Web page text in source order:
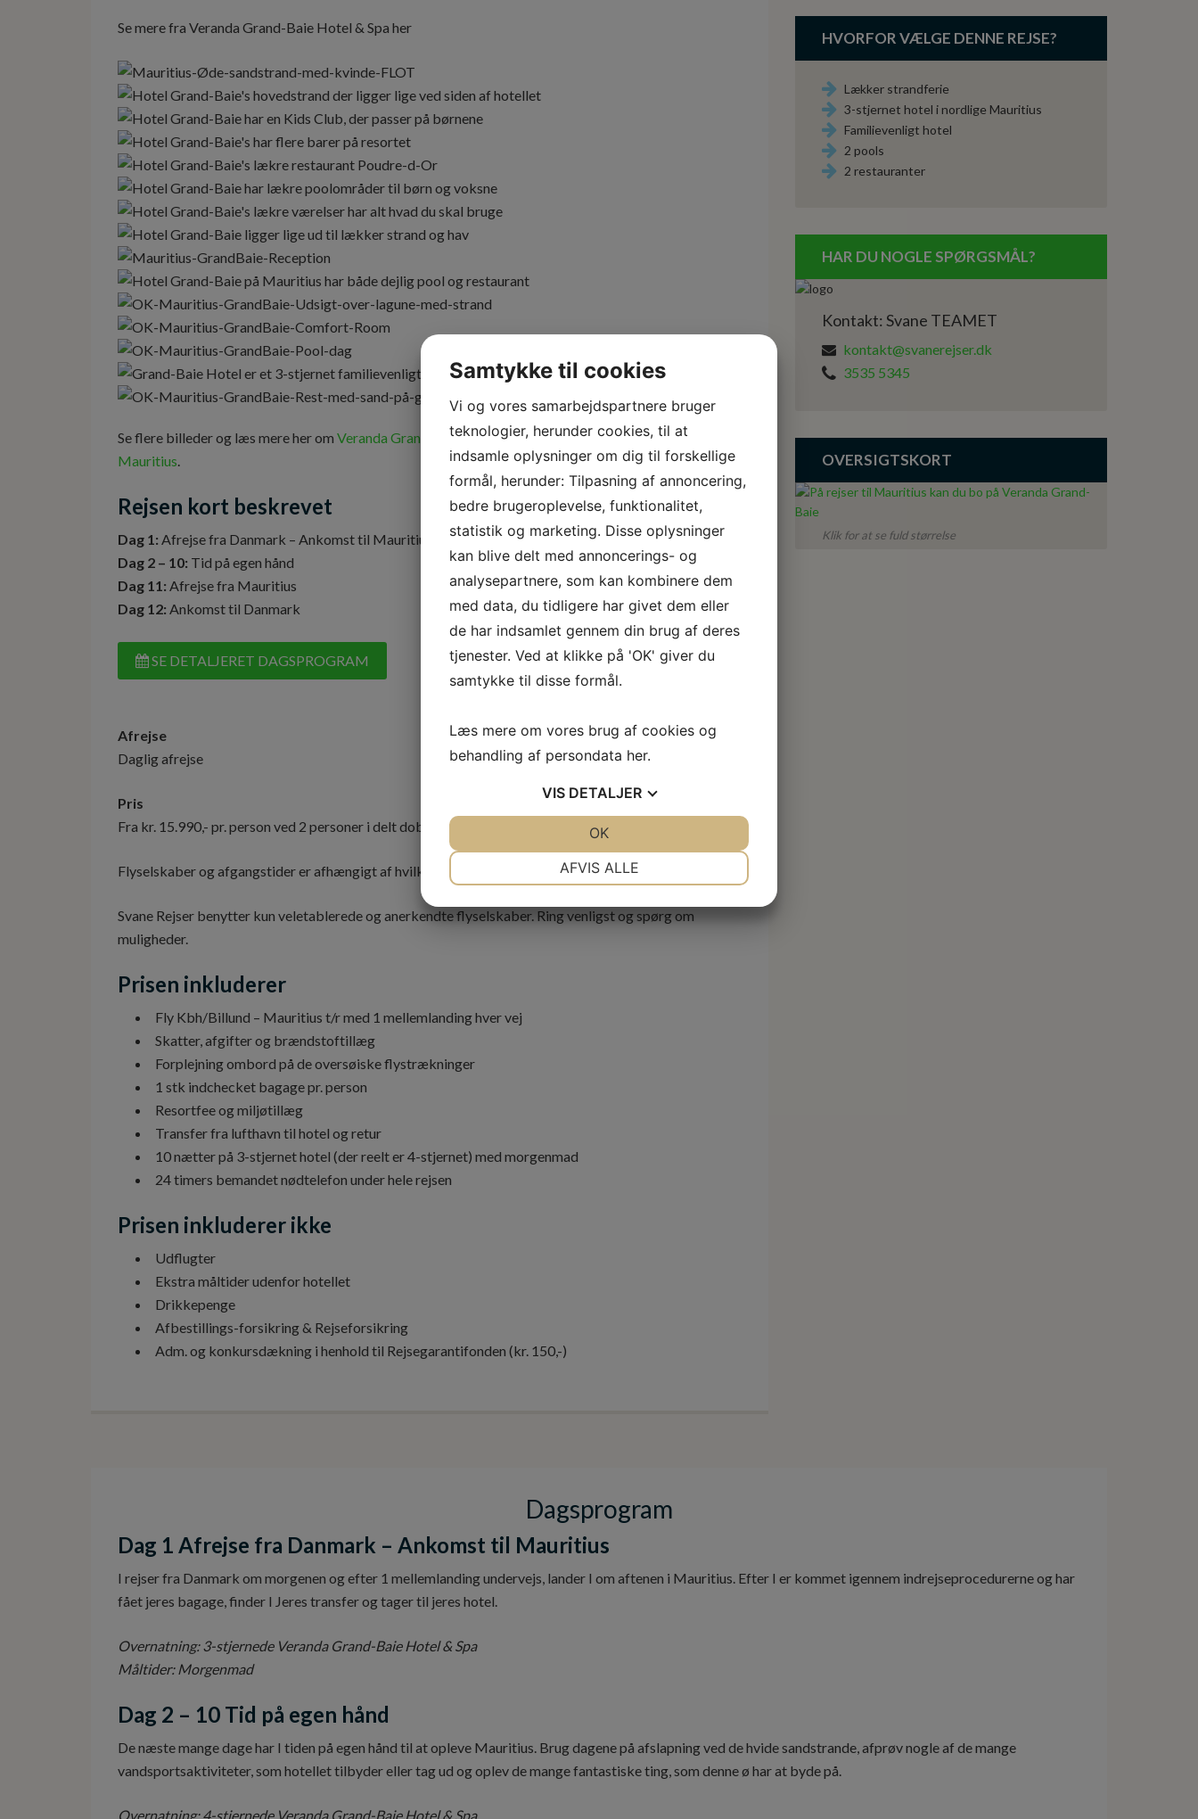
Se mere fra Veranda Grand-Baie Hotel & Spa her
Se flere billeder og læs mere her om Veranda Grand-Baie Hotel & Spa og vores andre hoteller på
Mauritius.
Rejsen kort beskrevet
Dag 1: Afrejse fra Danmark – Ankomst til Mauritius
Dag 2 – 10: Tid på egen hånd
Dag 11: Afrejse fra Mauritius
Dag 12: Ankomst til Danmark
SE DETALJERET DAGSPROGRAM
Afrejse
Daglig afrejse
Pris
Fra kr. 15.990,- pr. person ved 2 personer i delt dobbeltværelse.
Flyselskaber og afgangstider er afhængigt af hvilket tidspunkt på året, at afrejsen ligger.
Svane Rejser benytter kun veletablerede og anerkendte flyselskaber. Ring venligst og spørg om
muligheder.
Prisen inkluderer
Fly Kbh/Billund – Mauritius t/r med 1 mellemlanding hver vej
Skatter, afgifter og brændstoftillæg
Forplejning ombord på de oversøiske flystrækninger
1 stk indchecket bagage pr. person
Resortfee og miljøtillæg
Transfer fra lufthavn til hotel og retur
10 nætter på 3-stjernet hotel (der reelt er 4-stjernet) med morgenmad
24 timers bemandet nødtelefon under hele rejsen
Prisen inkluderer ikke
Udflugter
Ekstra måltider udenfor hotellet
Drikkepenge
Afbestillings-forsikring & Rejseforsikring
Adm. og konkursdækning i henhold til Rejsegarantifonden (kr. 150,-)
HVORFOR VÆLGE DENNE REJSE?
Lækker strandferie
3-stjernet hotel i nordlige Mauritius
Familievenligt hotel
2 pools
2 restauranter
HAR DU NOGLE SPØRGSMÅL?
Kontakt: Svane TEAMET
kontakt@svanerejser.dk
3535 5345
OVERSIGTSKORT
Klik for at se fuld størrelse
Dagsprogram
Dag 1 Afrejse fra Danmark – Ankomst til Mauritius
I rejser fra Danmark om morgenen og efter 1 mellemlanding undervejs, lander I om aftenen i Mauritius. Efter I er kommet igennem indrejseprocedurerne og har
fået jeres bagage, finder I Jeres transfer og tager til jeres hotel.
Overnatning: 3-stjernede Veranda Grand-Baie Hotel & Spa
Måltider: Morgenmad
Dag 2 – 10 Tid på egen hånd
De næste mange dage har I tiden på egen hånd til at opleve Mauritius. Brug dagene på afslapning ved de hvide sandstrande, afprøv nogle af de mange
vandsportsaktiviteter, som hotellet tilbyder eller tag ud og oplev de mange fantastiske ting, som denne ø har at byde på.
Overnatning: 4-stjernede Veranda Grand-Baie Hotel & Spa
Samtykke til cookies
Vi og vores samarbejdspartnere bruger
teknologier, herunder cookies, til at
indsamle oplysninger om dig til forskellige
formål, herunder: Tilpasning af annoncering,
bedre brugeroplevelse, funktionalitet,
statistik og marketing. Disse oplysninger
kan blive delt med annoncerings- og
analysepartnere, som kan kombinere dem
med data, du tidligere har givet dem eller
de har indsamlet gennem din brug af deres
tjenester. Ved at klikke på 'OK' giver du
samtykke til disse formål.
Læs mere om vores brug af cookies og
behandling af persondata her.
VIS DETALJER
MARKETING STATISTIK
AFVIS ALLE
OK